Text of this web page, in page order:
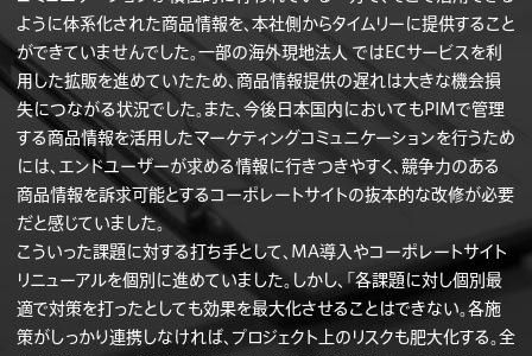
ように体系化された商品情報を、本社側からタイムリーに提供すること
ができていませんでした。一部の海外現地法人 ではECサービスを利
用した拡販を進めていたため、商品情報提供の遅れは大きな機会損
失につながる状況でした。また、今後日本国内においてもPIMで管理
する商品情報を活用したマーケティングコミュニケーションを行うため
には、エンドユーザーが求める情報に行きつきやすく、競争力のある
商品情報を訴求可能とするコーポレートサイトの抜本的な改修が必要
だと感じていました。
こういった課題に対する打ち手として、MA導入やコーポレートサイト
リニューアルを個別に進めていました。しかし、「各課題に対し個別最
適で対策を打ったとしても効果を最大化させることはできない。各施
策がしっかり連携しなければ、プロジェクト上のリスクも肥大化する。全